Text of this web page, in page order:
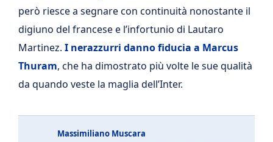
però riesce a segnare con continuità nonostante il
digiuno del francese e l’infortunio di Lautaro
Martinez. I nerazzurri danno fiducia a Marcus
Thuram, che ha dimostrato più volte le sue qualità
da quando veste la maglia dell’Inter.
Massimiliano Muscara